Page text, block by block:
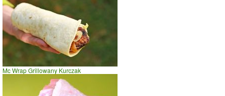
Mc Wrap Grillowany Kurczak